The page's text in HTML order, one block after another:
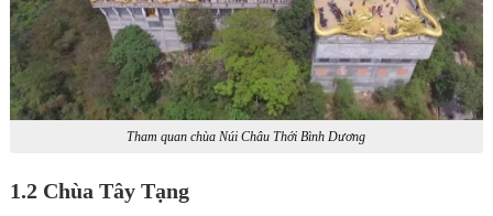
Tham quan chùa Núi Châu Thới Bình Dương
1.2 Chùa Tây Tạng